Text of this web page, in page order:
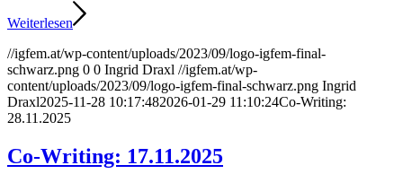
Weiterlesen
//igfem.at/wp-content/uploads/2023/09/logo-igfem-final-
schwarz.png 0 0 Ingrid Draxl //igfem.at/wp-
content/uploads/2023/09/logo-igfem-final-schwarz.png Ingrid
Draxl2025-11-28 10:17:482026-01-29 11:10:24Co-Writing:
28.11.2025
Co-Writing: 17.11.2025